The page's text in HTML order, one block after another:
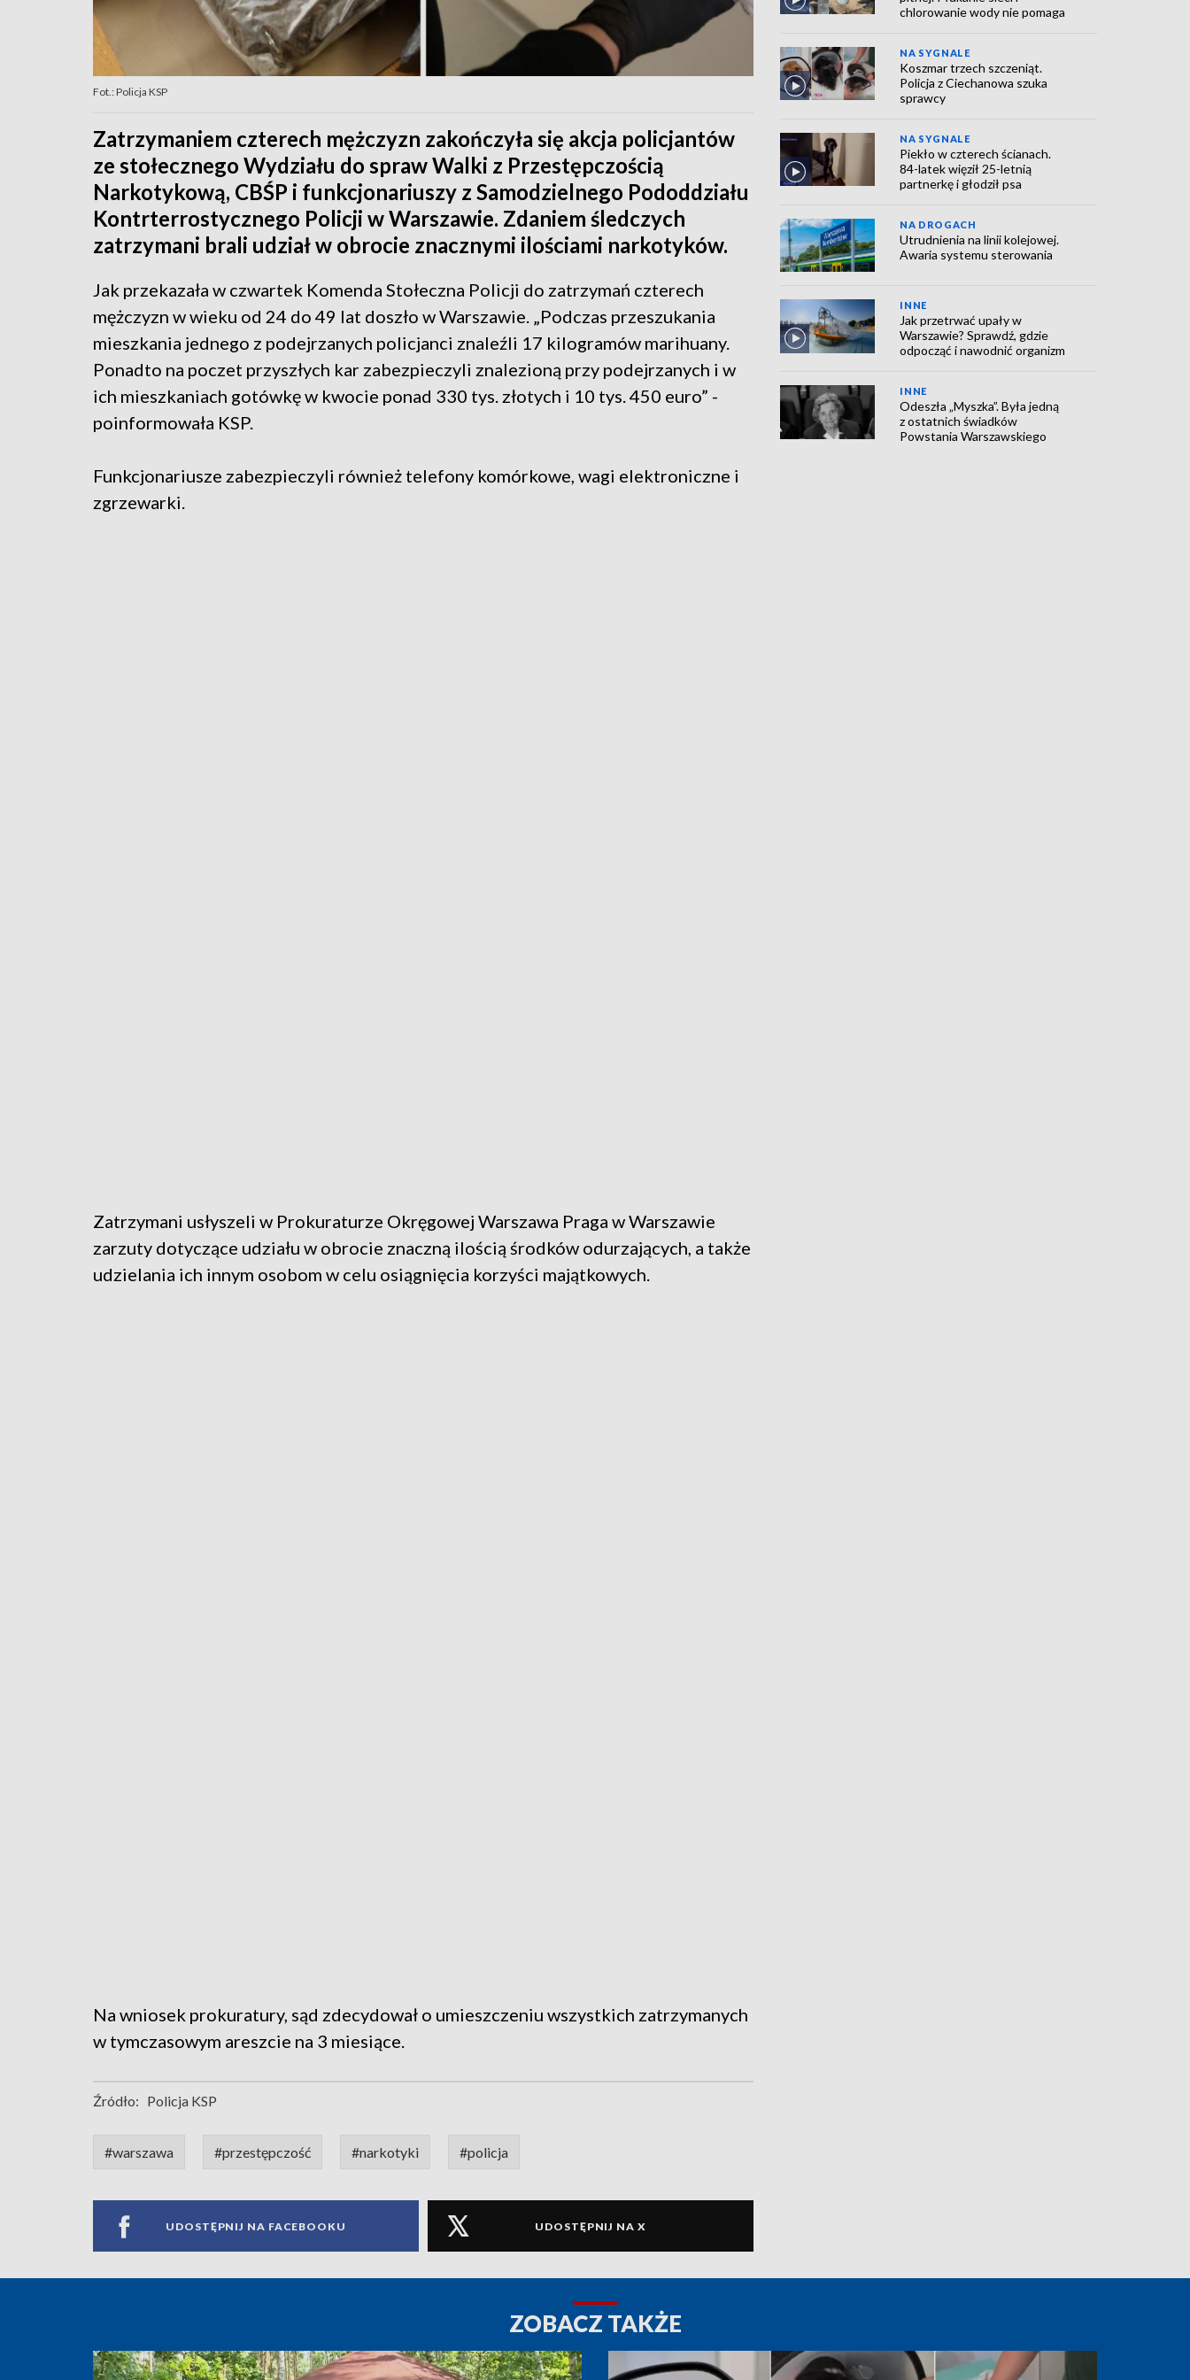
Fot.: Policja KSP
Zatrzymaniem czterech mężczyzn zakończyła się akcja policjantów
ze stołecznego Wydziału do spraw Walki z Przestępczością
Narkotykową, CBŚP i funkcjonariuszy z Samodzielnego Pododdziału
Kontrterrostycznego Policji w Warszawie. Zdaniem śledczych
zatrzymani brali udział w obrocie znacznymi ilościami narkotyków.
Jak przekazała w czwartek Komenda Stołeczna Policji do zatrzymań czterech
mężczyzn w wieku od 24 do 49 lat doszło w Warszawie. „Podczas przeszukania
mieszkania jednego z podejrzanych policjanci znaleźli 17 kilogramów marihuany.
Ponadto na poczet przyszłych kar zabezpieczyli znalezioną przy podejrzanych i w
ich mieszkaniach gotówkę w kwocie ponad 330 tys. złotych i 10 tys. 450 euro” -
poinformowała KSP.
Funkcjonariusze zabezpieczyli również telefony komórkowe, wagi elektroniczne i
zgrzewarki.
Zatrzymani usłyszeli w Prokuraturze Okręgowej Warszawa Praga w Warszawie
zarzuty dotyczące udziału w obrocie znaczną ilością środków odurzających, a także
udzielania ich innym osobom w celu osiągnięcia korzyści majątkowych.
Na wniosek prokuratury, sąd zdecydował o umieszczeniu wszystkich zatrzymanych
w tymczasowym areszcie na 3 miesiące.
Źródło: Policja KSP
#warszawa #przestępczość #narkotyki #policja
UDOSTĘPNIJ NA FACEBOOKU UDOSTĘPNIJ NA X
chlorowanie wody nie pomaga
NA SYGNALE
Koszmar trzech szczeniąt.
Policja z Ciechanowa szuka
sprawcy
NA SYGNALE
Piekło w czterech ścianach.
84-latek więził 25-letnią
partnerkę i głodził psa
NA DROGACH
Utrudnienia na linii kolejowej.
Awaria systemu sterowania
INNE
Jak przetrwać upały w
Warszawie? Sprawdź, gdzie
odpocząć i nawodnić organizm
INNE
Odeszła „Myszka”. Była jedną
z ostatnich świadków
Powstania Warszawskiego
ZOBACZ TAKŻE